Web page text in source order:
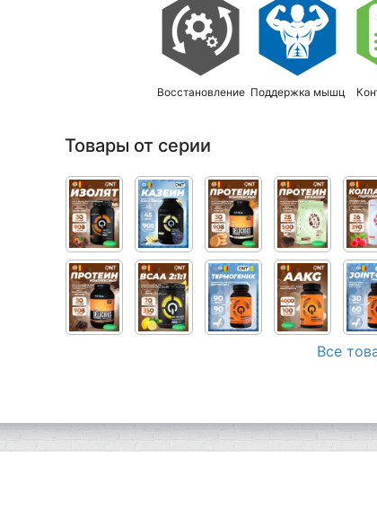
Восстановление Поддержка мышц
Товары от серии
Все